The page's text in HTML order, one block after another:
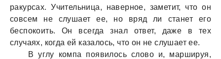
ракурсах. Учительница, наверное, заметит, что он
совсем не слушает ее, но вряд ли станет его
беспокоить. Он всегда знал ответ, даже в тех
случаях, когда ей казалось, что он не слушает ее.
В углу компа появилось слово и, маршируя,